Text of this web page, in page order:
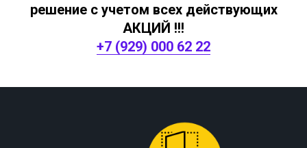
решение с учетом всех действующих
АКЦИЙ !!!
+7 (929) 000 62 22